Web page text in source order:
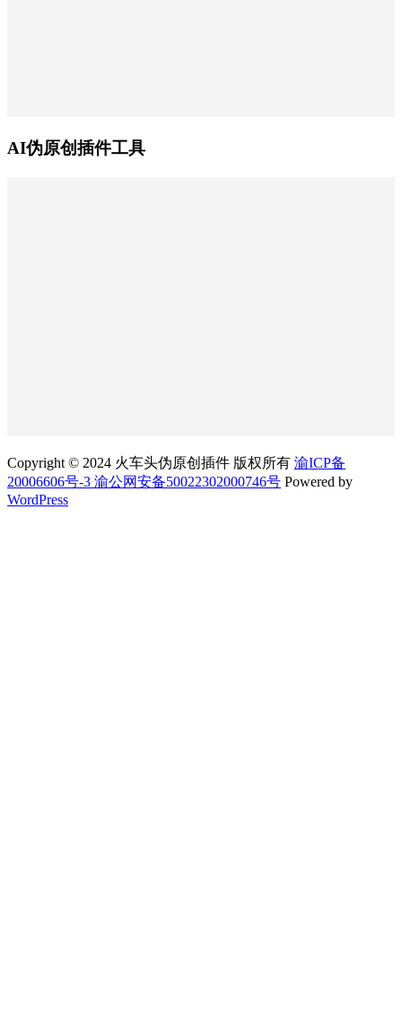
AI伪原创插件工具
Copyright © 2024 火车头伪原创插件 版权所有 渝ICP备
20006606号-3 渝公网安备50022302000746号 Powered by
WordPress